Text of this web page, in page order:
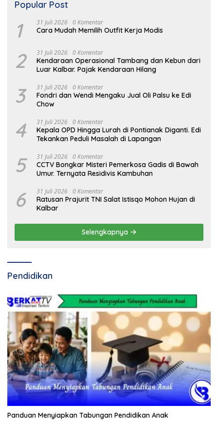
Popular Post
1 31 Juli 2026 0 Komentar
Cara Mudah Memilih Outfit Kerja Modis
2 31 Juli 2026 0 Komentar
Kendaraan Operasional Tambang dan Kebun dari
Luar Kalbar. Pajak Kendaraan Hilang
3 31 Juli 2026 0 Komentar
Fondri dan Wendi Mengaku Jual Oli Palsu ke Edi
Chow
4 31 Juli 2026 0 Komentar
Kepala OPD Hingga Lurah di Pontianak Diganti. Edi
Tekankan Peduli Masalah di Lapangan
5 31 Juli 2026 0 Komentar
CCTV Bongkar Misteri Pemerkosa Gadis di Bawah
Umur. Ternyata Residivis Kambuhan
6 31 Juli 2026 0 Komentar
Ratusan Prajurit TNI Salat Istisqo Mohon Hujan di
Kalbar
Selengkapnya
Pendidikan
Panduan Menyiapkan Tabungan Pendidikan Anak